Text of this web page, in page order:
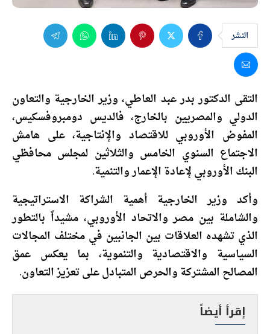
النشر
التقى الدكتور بدر عبد العاطي، وزير الخارجية والتعاون
الدولي والمصريين بالخارج، فالديس دومبروفسكيس،
المفوض الأوروبي للاقتصاد والإنتاجية، على هامش
الاجتماع السنوي الخامس والثلاثين لمجلس محافظي
البنك الأوروبي لإعادة الإعمار والتنمية.
وأكد وزير الخارجية أهمية الشراكة الاستراتيجية
والشاملة بين مصر والاتحاد الأوروبي، مشيداً بالتطور
الذي تشهده العلاقات بين الجانبين في مختلف المجالات
السياسية والاقتصادية والتنموية، بما يعكس عمق
المصالح المشتركة والحرص المتبادل على تعزيز التعاون.
إقرأ أيضاً